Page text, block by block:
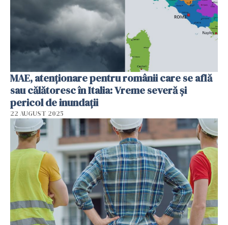
MAE, atenționare pentru românii care se află
sau călătoresc în Italia: Vreme severă și
pericol de inundații
22 AUGUST 2025